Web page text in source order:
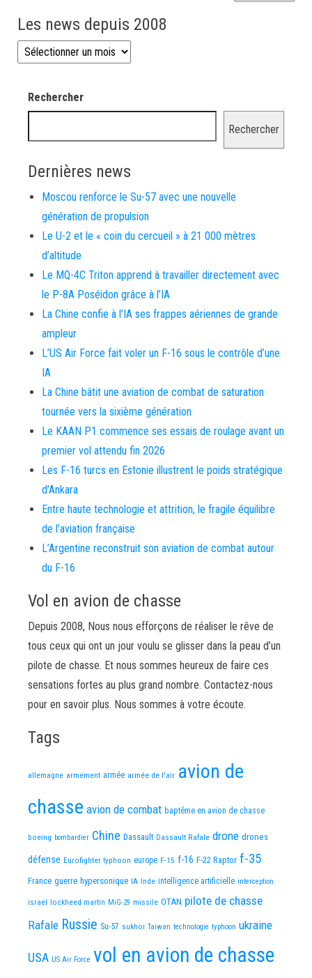
Les news depuis 2008
Les news depuis 2008
Rechercher
Rechercher
Dernières news
Moscou renforce le Su-57 avec une nouvelle
génération de propulsion
Le U-2 et le « coin du cercueil » à 21 000 mètres
d’altitude
Le MQ-4C Triton apprend à travailler directement avec
le P-8A Poséidon grâce à l’IA
La Chine confie à l’IA ses frappes aériennes de grande
ampleur
L’US Air Force fait voler un F-16 sous le contrôle d’une
IA
La Chine bâtit une aviation de combat de saturation
tournée vers la sixième génération
Le KAAN P1 commence ses essais de roulage avant un
premier vol attendu fin 2026
Les F-16 turcs en Estonie illustrent le poids stratégique
d’Ankara
Entre haute technologie et attrition, le fragile équilibre
de l’aviation française
L’Argentine reconstruit son aviation de combat autour
du F-16
Vol en avion de chasse
Depuis 2008, Nous nous efforçons de réaliser le rêve de
tous ceux qui ont un jour voulu se glisser dans la peau d’un
pilote de chasse. Et nous sommes heureux de faire ces
sensations fortes au plus grand nombre. Contactez-nous
pour en savoir plus. Nous sommes à votre écoute.
Tags
allemagne armement armée armée de l'air avion de
chasse avion de combat baptême en avion de chasse
boeing bombardier Chine Dassault Dassault Rafale drone drones
défense Eurofighter typhoon europe F-15 f-16 F-22 Raptor f-35
France guerre hypersonique IA Inde intelligence artificielle interception
israel lockheed martin MiG-29 missile OTAN pilote de chasse
Rafale Russie Su-57 sukhoi Taiwan technologie typhoon ukraine
USA US Air Force vol en avion de chasse